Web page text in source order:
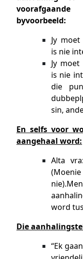
byvoorbeeld:
Jy
is nie
Jy
is nie
die
sin,
En selfs voor
aangehaal word:
Alta
word
Die
“Ek